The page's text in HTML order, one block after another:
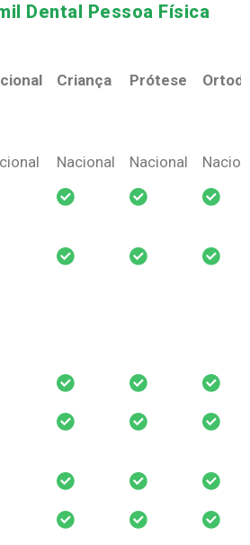
Dental Pessoa Física​
Criança Prótese
Criança Prótese
Nacional Nacional